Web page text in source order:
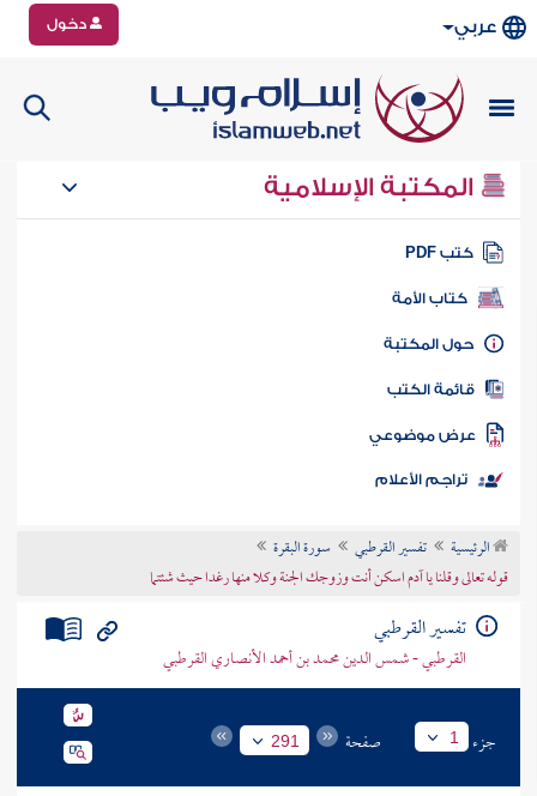
عربي دخول
المكتبة الإسلامية
كتب PDF
كتاب الأمة
المكتبة
الكتب
موضوعي
تراجم الأعلام
الرئيسية تفسير القرطبي
سورة البقرة
قوله تعالى وقلنا يا آدم اسكن أنت وزوجك الجنة وكلا منها رغدا حيث شئتما
تفسير القرطبي
القرطبي - شمس الدين محمد بن أحمد الأنصاري القرطبي
جزء 1 صفحة 291